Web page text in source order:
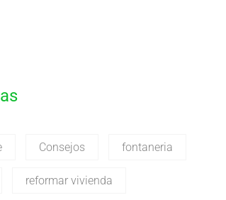
Consejos fontaneria
reformar vivienda